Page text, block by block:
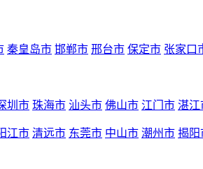
秦皇岛市 邯郸市 邢台市 保定市 张家口
圳市 珠海市 汕头市 佛山市 江门市 湛江
江市 清远市 东莞市 中山市 潮州市 揭阳